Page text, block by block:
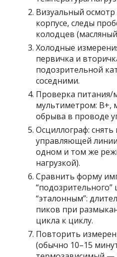
Визуальный
корпусе, следы
колодцев
Холодные
первичка и
подозрительной
соседними.
Проверка питания/
мультиметром: B+,
обрыва в проводе
Осциллограф:
управляющей
одном и том же
нагрузкой).
Сравнить форму
“подозрительного”
“эталонным”:
пиков при
цикла к циклу.
Повторить
(обычно 10–15